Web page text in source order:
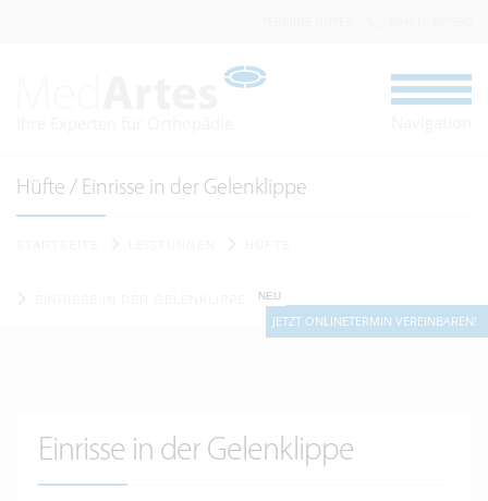
Hüfte / Einrisse in der Gelenklippe
Einrisse in der Gelenklippe
NEU
JETZT ONLINETERMIN VEREINBAREN!